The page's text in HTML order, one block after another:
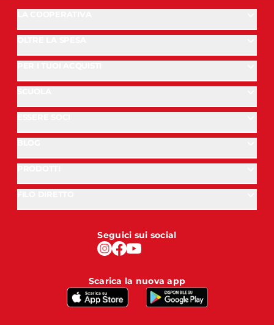
Seguici sui social
Scarica la nuova app